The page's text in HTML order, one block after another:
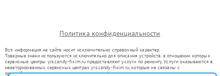
Политика конфиденциальности
Вся информация на сайте носит исключительно справочный характер.
Товарные знаки используются исключительно для описания устройств, в отношении которых
сервисные центры yrs.candy-fixim.ru предоставляют услуги по ремонту. Услуги оказываются в
неавторизованных сервисных центрах yrs.candy-fixim.ru, которые не связаны с
правообладателями товарных знаков или их официальными представителями.